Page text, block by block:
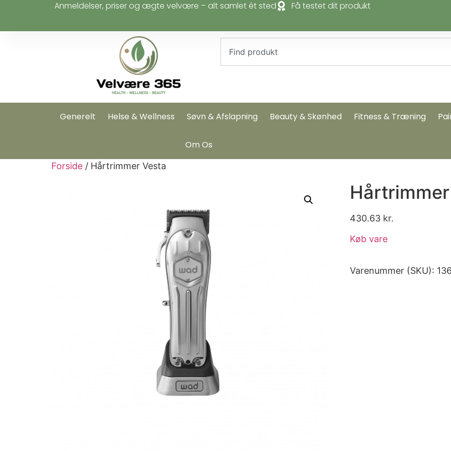
Anmeldelser, priser og ægte velvære – alt samlet ét sted Få testet dit produkt
Generelt Helse & Wellness Søvn & Afslapning Beauty & Skønhed Fitness & Træning
Om Os
Forside / Hårtrimmer Vesta
430.63 kr.
Køb vare
Varenummer (SKU):